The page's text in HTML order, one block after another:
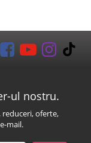
ul nostru.
oferte,
mail.